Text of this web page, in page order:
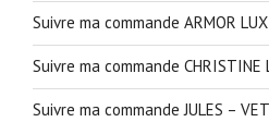
Suivre ma commande ARMOR LUX
Suivre ma commande CHRISTINE
Suivre ma commande JULES –